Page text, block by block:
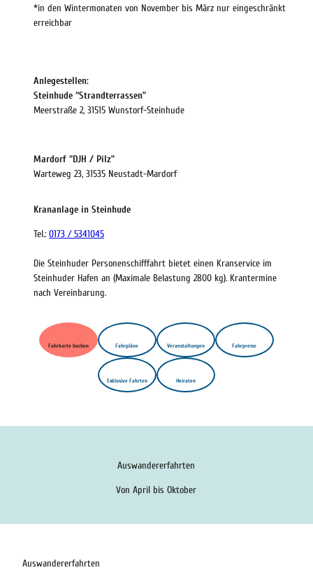
*in den Wintermonaten von November bis März nur eingeschränkt
erreichbar
Anlegestellen:
Steinhude “Strandterrassen”
Meerstraße 2, 31515 Wunstorf-Steinhude
Mardorf “DJH / Pilz”
Warteweg 23, 31535 Neustadt-Mardorf
Krananlage in Steinhude
Tel.: 0173 / 5341045
Die Steinhuder Personenschifffahrt bietet einen Kranservice im
Steinhuder Hafen an (Maximale Belastung 2800 kg). Krantermine
nach Vereinbarung.
Fahrkarte buchen Fahrpläne Veranstaltungen Fahrpreise
Exklusive Fahrten Heiraten
Auswandererfahrten
Von April bis Oktober
Auswandererfahrten